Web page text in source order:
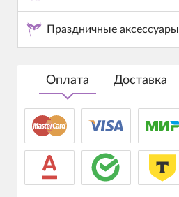
Праздничные аксессуары
Оплата Доставка